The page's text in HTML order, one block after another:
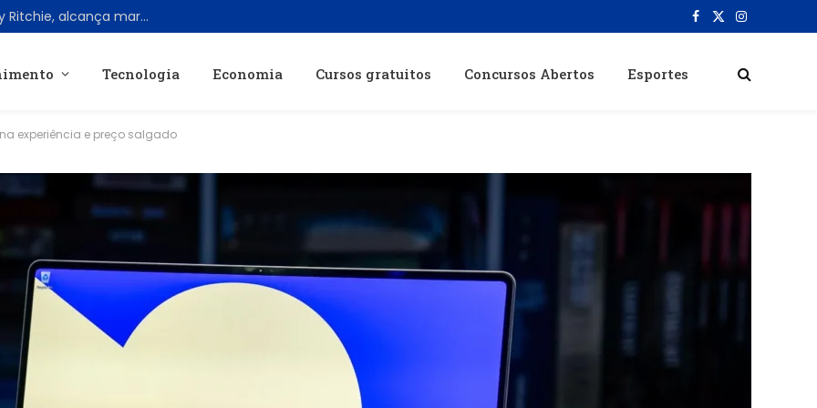
‘Fountain of Youth’, o novo filme de Guy Ritchie, alcança marco histórico no streaming mesmo com críticas negativas Facebook
X
Instagram
Tecnologia Economia Cursos gratuitos Concursos Abertos Esportes
experiência e preço salgado